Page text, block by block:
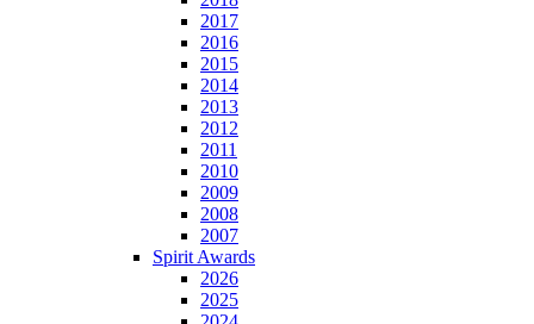
2017
2016
2015
2014
2013
2012
2011
2010
2009
2008
2007
Spirit Awards
2026
2025